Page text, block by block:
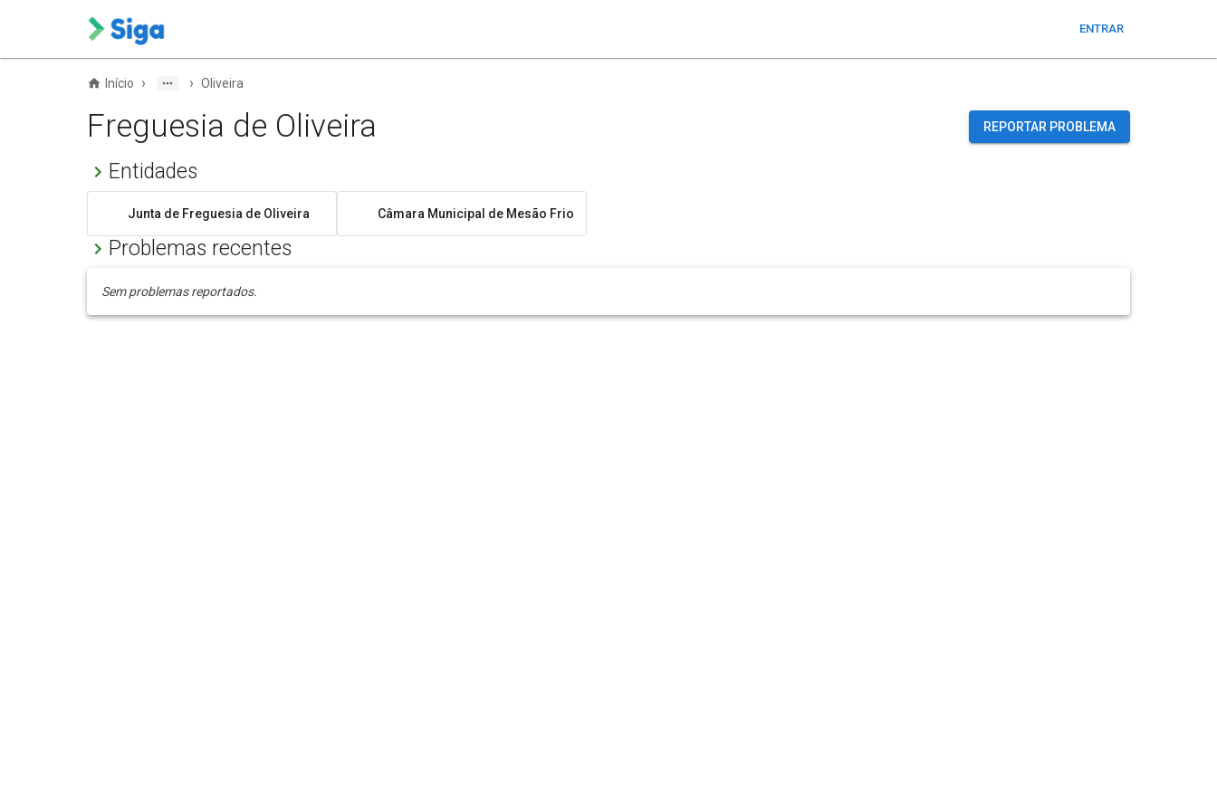
ENTRAR
Início › › Oliveira
Freguesia de Oliveira REPORTAR PROBLEMA
Entidades
Junta de Freguesia de Oliveira Câmara Municipal de Mesão Frio
Problemas recentes
Sem problemas reportados.